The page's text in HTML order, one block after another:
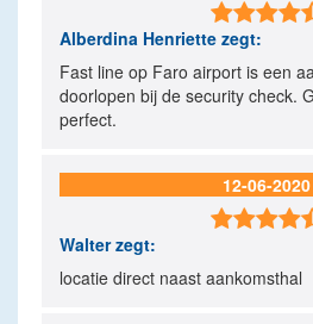
Alberdina Henriette zegt:
Fast line op Faro airport is een
doorlopen bij de security check.
perfect.
12-06-2020
Walterzegt:
locatie direct naast aankomsthal